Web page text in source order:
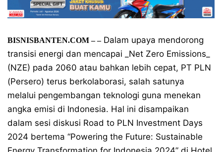
BISNISBANTEN.COM– –Dalam upaya mendorong
transisi energi dan mencapai _Net Zero Emissions_
(NZE) pada 2060 atau bahkan lebih cepat, PT PLN
(Persero) terus berkolaborasi, salah satunya
melalui pengembangan teknologi guna menekan
angka emisi di Indonesia. Hal ini disampaikan
dalam sesi diskusi Road to PLN Investment Days
2024 bertema “Powering the Future: Sustainable